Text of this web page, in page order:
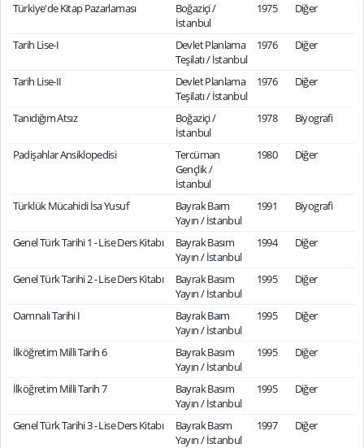
Türkiye'de Kitap Pazarlaması
Boğaziçi /
İstanbul
1975 Diğer
Tarih Lise-I
Devlet Planlama
Teşilatı / İstanbul
1976 Diğer
Tarih Lise-II
Devlet Planlama
Teşilatı / İstanbul
1976 Diğer
Tanıdığım Atsız
Boğaziçi /
İstanbul
1978 Biyografi
Padişahlar Ansiklopedisi
Tercüman
Gençlik /
İstanbul
1980 Diğer
Türklük Mücahidi İsa Yusuf
Bayrak Baım
Yayın / İstanbul
1991 Biyografi
Genel Türk Tarihi 1 - Lise Ders Kitabı
Bayrak Basım
Yayın / İstanbul
1994 Diğer
Genel Türk Tarihi 2 - Lise Ders Kitabı
Bayrak Basım
Yayın / İstanbul
1995 Diğer
Oamnalı Tarihi I
Bayrak Baım
Yayın / İstanbul
1995 Diğer
İlköğretim Milli Tarih 6
Bayrak Basım
Yayın / İstanbul
1995 Diğer
İlköğretim Milli Tarih 7
Bayrak Basım
Yayın / İstanbul
1995 Diğer
Genel Türk Tarihi 3 - Lise Ders Kitabı
Bayrak Basm
Yayın / İstanbul
1997 Diğer